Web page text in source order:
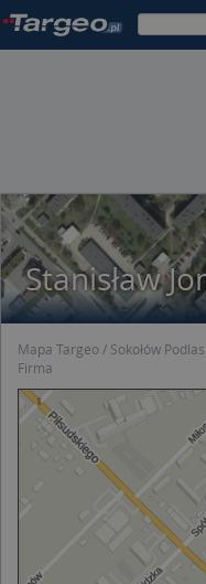
Mapa Targeo Sokołów
Firma